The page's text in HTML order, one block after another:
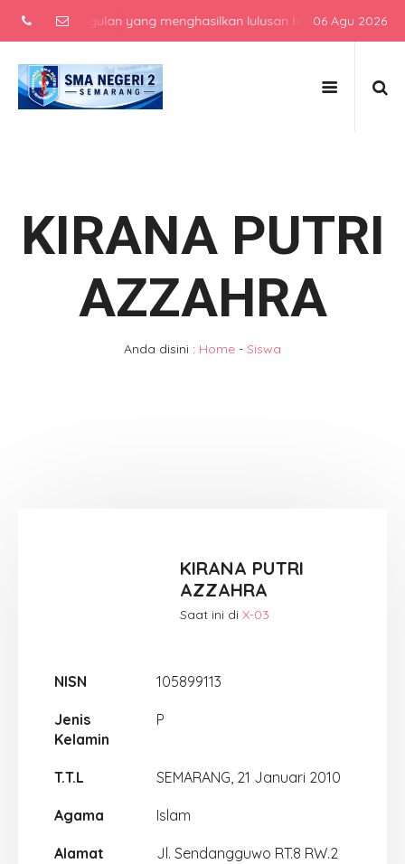
atas unggulan yang menghasilkan lulusan berkarakter,06 Agu 2026
KIRANA PUTRI
AZZAHRA
Anda disini : Home - Siswa
KIRANA PUTRI
AZZAHRA
Saat ini di X-03
NISN 105899113
Jenis
Kelamin
P
T.T.L SEMARANG, 21 Januari 2010
Agama Islam
Alamat Jl. Sendangguwo RT.8 RW.2